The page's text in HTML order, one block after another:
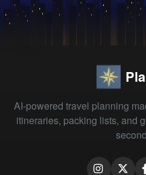
AI-powered travel planning
itineraries, packing lists, and